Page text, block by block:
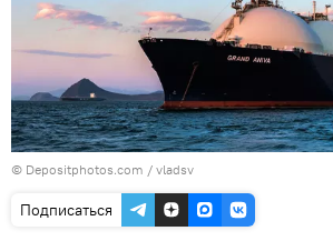
© Depositphotos.com / vladsv
Подписаться